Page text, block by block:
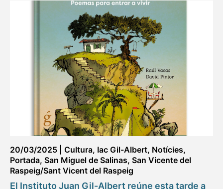
20/03/2025 Cultura, Iac Gil-Albert, Notícies,
Portada, San Miguel de Salinas, San Vicente del
Raspeig/Sant Vicent del Raspeig
El Instituto Juan Gil-Albert reúne esta tarde a